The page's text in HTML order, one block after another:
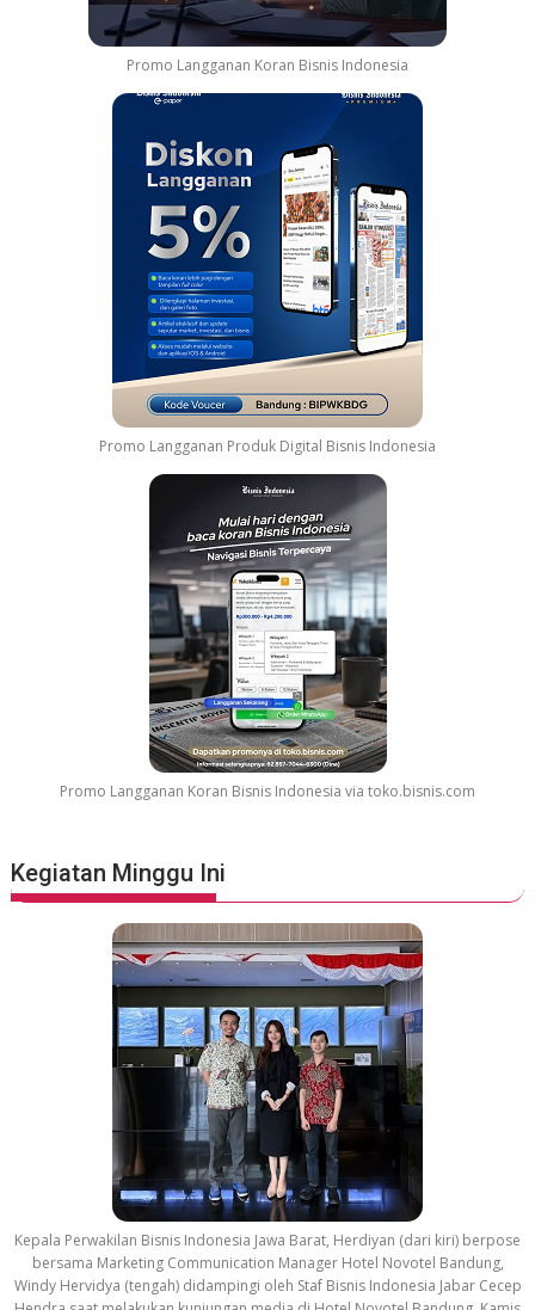
Promo Langganan Koran Bisnis Indonesia
Promo Langganan Produk Digital Bisnis Indonesia
Promo Langganan Koran Bisnis Indonesia via toko.bisnis.com
Kegiatan Minggu Ini
Kepala Perwakilan Bisnis Indonesia Jawa Barat, Herdiyan (dari kiri) berpose
bersama Marketing Communication Manager Hotel Novotel Bandung,
Windy Hervidya (tengah) didampingi oleh Staf Bisnis Indonesia Jabar Cecep